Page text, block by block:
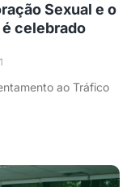
Sexual e o
celebrado
ao Tráfico